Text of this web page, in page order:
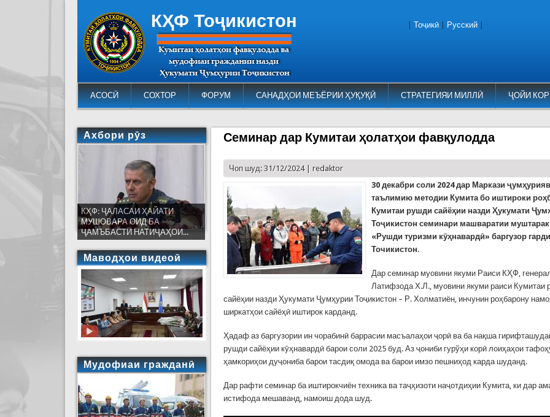
КҲФ Тоҷикистон
АСОСӢ СОХТОР ФОРУМ САНАДҲОИ МЕЪЁРИИ ҲУҚУҚӢ СТРАТЕГИЯИ МИЛЛӢ ҶОЙИ
Тоҷикӣ Русский
Семинар дар Кумитаи ҳолатҳои фавқулодда
Чоп шуд: 31/12/2024 |redaktor
30 декабри соли 2024 дар Маркази
таълимию методии Кумита бо иштироки
Кумитаи рушди сайёҳии назди Ҳукумати
Тоҷикистон семинари машваратии
«Рушди туризми кӯҳнавардӣ» баргузор
Точикистон.
Дар семинар муовини якуми Раиси КҲФ,
Латифзода Х.Л., муовини якуми раиси Кумитаи
сайёҳии назди Ҳукумати Ҷумҳурии Тоҷикистон – Р. Холматиён, инчунин роҳбарону
ширкатҳои сайёҳӣ иштирок карданд.
Ҳадаф аз баргузории ин чорабинӣ баррасии масъалаҳои ҷорӣ ва ба нақша
рушди сайёҳии кӯҳнавардӣ барои соли 2025 буд. Аз ҷониби гурўҳи корӣ лоиҳаҳои
ҳамкориҳои дуҷониба барои тасдиқ омода ва барои имзо пешниҳод карда шуданд.
Дар рафти семинар ба иштирокчиён техника ва таҷҳизоти наҷотдиҳии Кумита, ки дар
истифода мешаванд, намоиш дода шуд.
Ахбори рӯз
КҲФ: ҶАЛАСАИ ҲАЙАТИ
МУШОВАРА ОИД БА
ҶАМЪБАСТИ НАТИҶАҲОИ...
Маводҳои видеоӣ
Мудофиаи гражданӣ